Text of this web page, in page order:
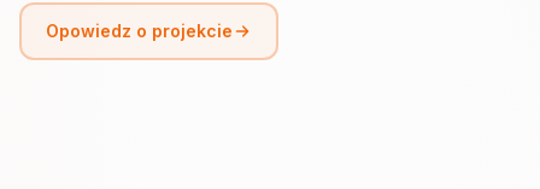
Opowiedz o projekcie